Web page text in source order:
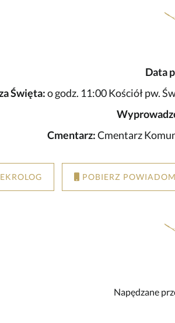
Data
Święta:o godz. 11:00 Kościół pw.
Cmentarz:Cmentarz
POBIERZ
Napędzane